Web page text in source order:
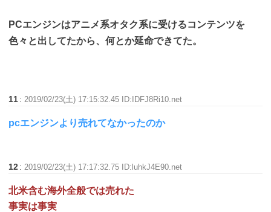
PCエンジンはアニメ系オタク系に受けるコンテンツを
色々と出してたから、何とか延命できてた。
11 :2019/02/23(土) 17:15:32.45 ID:IDFJ8Ri10.net
pcエンジンより売れてなかったのか
12 : 2019/02/23(土) 17:17:32.75 ID:luhkJ4E90.net
北米含む海外全般では売れた
事実は事実